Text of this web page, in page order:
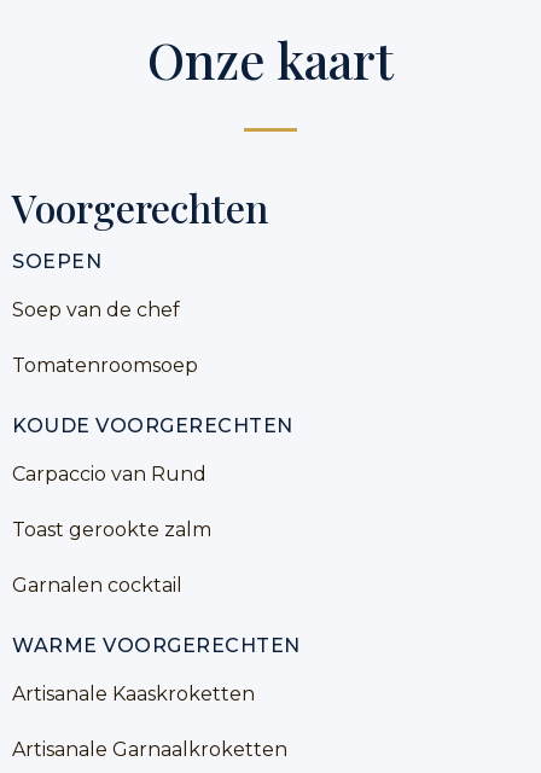
Onze kaart
Voorgerechten
SOEPEN
Soep van de chef
Tomatenroomsoep
KOUDE VOORGERECHTEN
Carpaccio van Rund
Toast gerookte zalm
Garnalen cocktail
WARME VOORGERECHTEN
Artisanale Kaaskroketten
Artisanale Garnaalkroketten